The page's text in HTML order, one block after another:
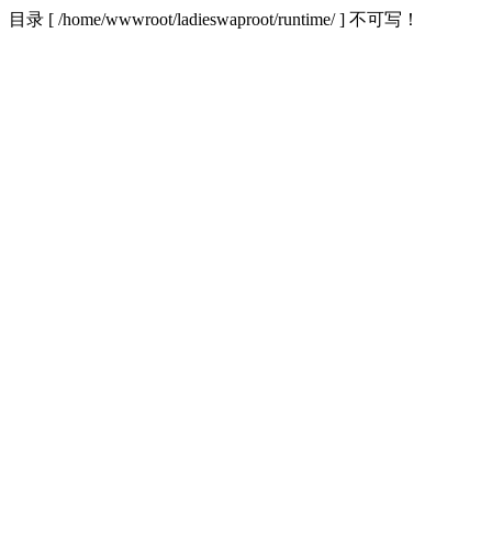
目录 [ /home/wwwroot/ladieswaproot/runtime/ ] 不可写！